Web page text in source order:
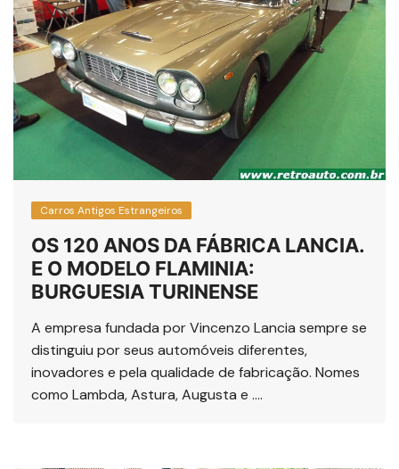
Carros Antigos Estrangeiros
OS 120 ANOS DA FÁBRICA LANCIA.
E O MODELO FLAMINIA:
BURGUESIA TURINENSE
A empresa fundada por Vincenzo Lancia sempre se
distinguiu por seus automóveis diferentes,
inovadores e pela qualidade de fabricação. Nomes
como Lambda, Astura, Augusta e ….